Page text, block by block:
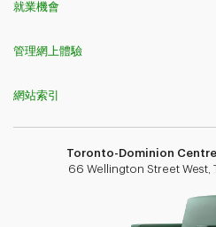
就業機會
管理網上體驗
網站索引
Toronto-Dominion
66 Wellington Street West,